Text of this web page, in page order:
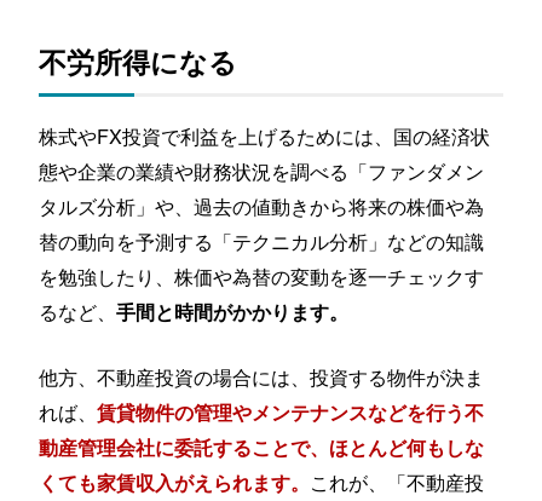
不労所得になる
株式やFX投資で利益を上げるためには、国の経済状
態や企業の業績や財務状況を調べる「ファンダメン
タルズ分析」や、過去の値動きから将来の株価や為
替の動向を予測する「テクニカル分析」などの知識
を勉強したり、株価や為替の変動を逐一チェックす
るなど、手間と時間がかかります。
他方、不動産投資の場合には、投資する物件が決ま
れば、賃貸物件の管理やメンテナンスなどを行う不
動産管理会社に委託することで、ほとんど何もしな
くても家賃収入がえられます。 これが、「不動産投